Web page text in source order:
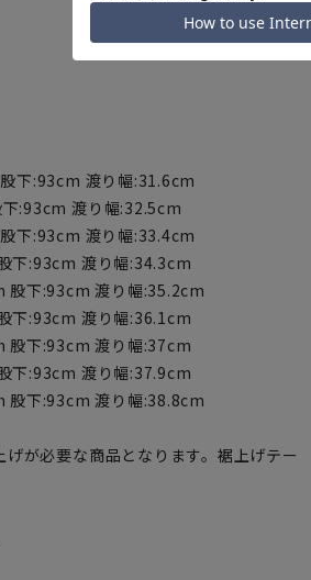
下:93cm 渡り幅:31.6cm
:93cm 渡り幅:32.5cm
下:93cm 渡り幅:33.4cm
下:93cm 渡り幅:34.3cm
下:93cm 渡り幅:35.2cm
下:93cm 渡り幅:36.1cm
股下:93cm 渡り幅:37cm
下:93cm 渡り幅:37.9cm
下:93cm 渡り幅:38.8cm
が必要な商品となります。裾上げテー